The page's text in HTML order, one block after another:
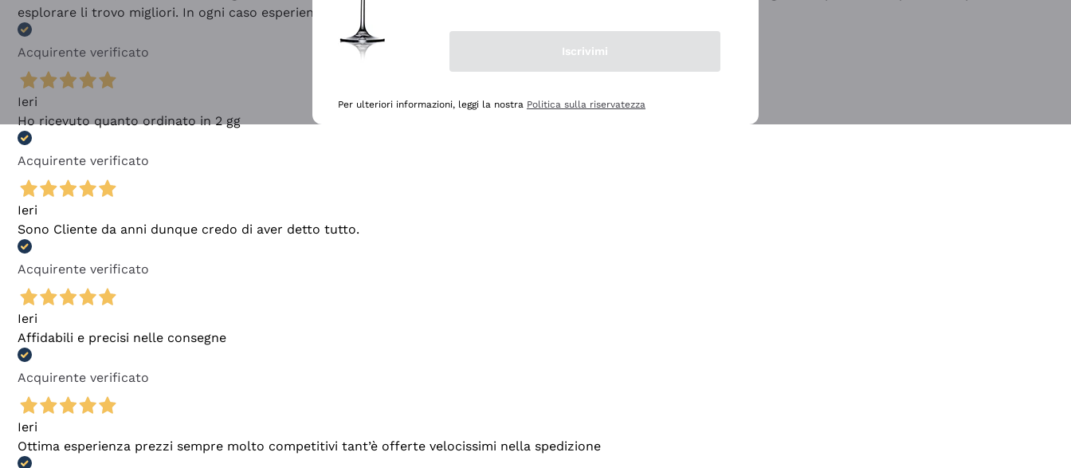
esplorare li trovo migliori. In ogni caso esperienza buona e lo consiglio! 👍
Acquirente verificato
Ieri
Ho ricevuto quanto ordinato in 2 gg
Acquirente verificato
Ieri
Sono Cliente da anni dunque credo di aver detto tutto.
Acquirente verificato
Ieri
Affidabili e precisi nelle consegne
Acquirente verificato
Ieri
Ottima esperienza prezzi sempre molto competitivi tant’è offerte velocissimi nella spedizione
Iscrivimi
Per ulteriori informazioni, leggi la nostra Politica sulla riservatezza